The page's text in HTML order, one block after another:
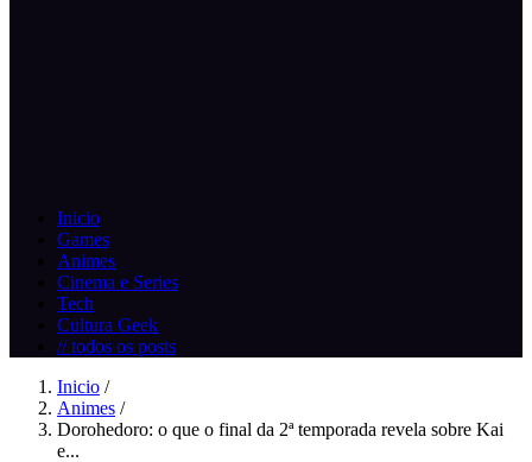
Inicio
Games
Animes
Cinema e Series
Tech
Cultura Geek
// todos os posts
Inicio /
Animes /
Dorohedoro: o que o final da 2ª temporada revela sobre Kai
e...